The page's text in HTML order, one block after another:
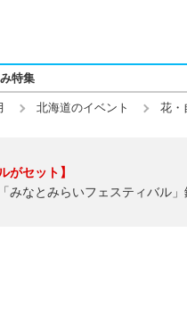
特集
北海道のイベント 花・
がセット】
みなとみらいフェスティバル